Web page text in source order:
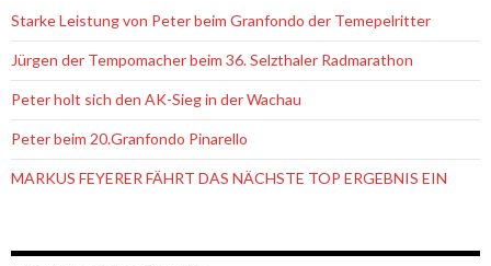
Starke Leistung von Peter beim Granfondo der Temepelritter
Jürgen der Tempomacher beim 36. Selzthaler Radmarathon
Peter holt sich den AK-Sieg in der Wachau
Peter beim 20.Granfondo Pinarello
MARKUS FEYERER FÄHRT DAS NÄCHSTE TOP ERGEBNIS EIN